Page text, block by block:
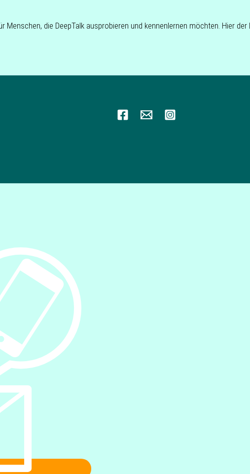
die DeepTalk aus­pro­bie­ren und ken­nen­ler­nen möch­ten. Hier